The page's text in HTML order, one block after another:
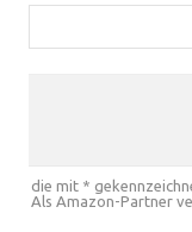
die mit *
Als Amazon-Partner